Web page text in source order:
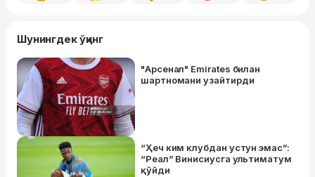
Шунингдек ўқинг
"Арсенал" Emirates билан
шартномани узайтирди
“Ҳеч ким клубдан устун эмас”:
“Реал” Винисиусга ультиматум
қўйди